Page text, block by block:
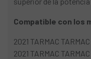
Compatible con los
2021 TARMAC
2021 TARMAC